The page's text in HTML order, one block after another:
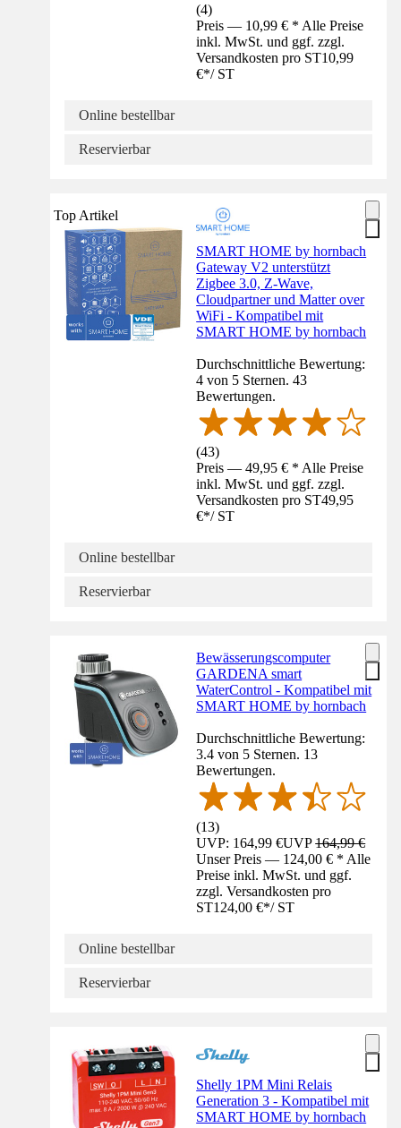
(4)
Preis — 10,99 € * Alle Preise
inkl. MwSt. und ggf. zzgl.
Versandkosten pro ST10,99
€*/ ST
Online bestellbar
Reservierbar
Top Artikel
SMART HOME by hornbach
Gateway V2 unterstützt
Zigbee 3.0, Z-Wave,
Cloudpartner und Matter over
WiFi - Kompatibel mit
SMART HOME by hornbach
Durchschnittliche Bewertung:
4 von 5 Sternen. 43
Bewertungen.
(43)
Preis — 49,95 € * Alle Preise
inkl. MwSt. und ggf. zzgl.
Versandkosten pro ST49,95
€*/ ST
Online bestellbar
Reservierbar
Bewässerungscomputer
GARDENA smart
WaterControl - Kompatibel mit
SMART HOME by hornbach
Durchschnittliche Bewertung:
3.4 von 5 Sternen. 13
Bewertungen.
(13)
UVP: 164,99 €UVP164,99 €
Unser Preis — 124,00 € * Alle
Preise inkl. MwSt. und ggf.
zzgl. Versandkosten pro
ST124,00 €*/ ST
Online bestellbar
Reservierbar
Shelly 1PM Mini Relais
Generation 3 - Kompatibel mit
SMART HOME by hornbach